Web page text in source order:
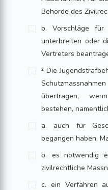
Behörde des
b. Vorschläge für
unterbreiten oder
Vertreters
² Die
übertragen,
bestehen,
a. auch für
begangen haben,
b. es notwendig
zivilrechtliche
c. ein Verfahren